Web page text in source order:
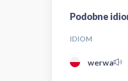
Podobne
IDIOM
werwa